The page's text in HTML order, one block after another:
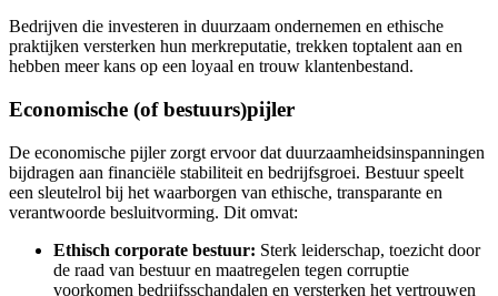
Bedrijven die investeren in duurzaam ondernemen en ethische
praktijken versterken hun merkreputatie, trekken toptalent aan en
hebben meer kans op een loyaal en trouw klantenbestand.
Economische (of bestuurs)pijler
De economische pijler zorgt ervoor dat duurzaamheidsinspanningen
bijdragen aan financiële stabiliteit en bedrijfsgroei. Bestuur speelt
een sleutelrol bij het waarborgen van ethische, transparante en
verantwoorde besluitvorming. Dit omvat:
Ethisch corporate bestuur: Sterk leiderschap, toezicht door
de raad van bestuur en maatregelen tegen corruptie
voorkomen bedrijfsschandalen en versterken het vertrouwen